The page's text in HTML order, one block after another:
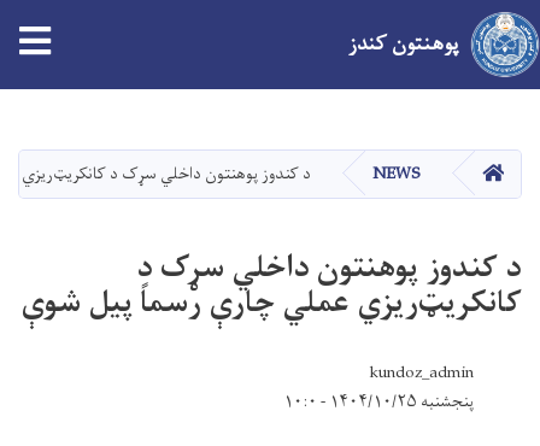
main
content
پوهنتون کندز
صفحه اصلیNEWS د کندوز پوهنتون داخلي سړک د کانکریټ‌ریزي
د کندوز پوهنتون داخلي سړک د
کانکریټ‌ریزي عملي چارې رسماً پیل شوې
kundoz_admin
پنجشنبه ۱۴۰۴/۱۰/۲۵ - ۱۰:۰